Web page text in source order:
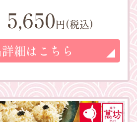
5,650円(税込)
細はこちら